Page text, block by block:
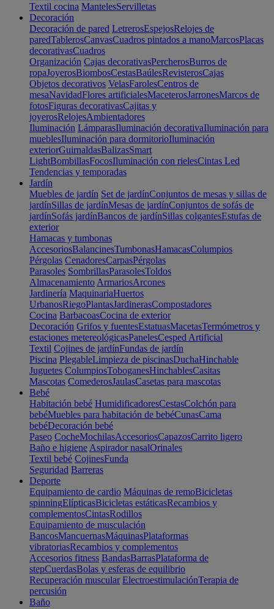
Textil cocina MantelesServilletas
Decoración
Decoración de pared LetrerosEspejosRelojes de
paredTablerosCanvasCuadros pintados a manoMarcosPlacas
decorativasCuadros
Organización Cajas decorativasPercherosBurros de
ropaJoyerosBiombosCestasBaúlesRevisterosCajas
Objetos decorativos VelasFarolesCentros de
mesaNavidadFlores artificialesMaceterosJarronesMarcos de
fotosFiguras decorativasCajitas y
joyerosRelojesAmbientadores
Iluminación LámparasIluminación decorativaIluminación para
mueblesIluminación para dormitorioIluminación
exteriorGuirnaldasBalizasSmart
LightBombillasFocosIluminación con rielesCintas Led
Tendencias y temporadas
Jardín
Muebles de jardín Set de jardínConjuntos de mesas y sillas de
jardínSillas de jardínMesas de jardínConjuntos de sofás de
jardínSofás jardínBancos de jardínSillas colgantesEstufas de
exterior
Hamacas y tumbonas
AccesoriosBalancinesTumbonasHamacasColumpios
Pérgolas CenadoresCarpasPérgolas
Parasoles SombrillasParasolesToldos
Almacenamiento ArmariosArcones
Jardinería MaquinariaHuertos
UrbanosRiegoPlantasJardinerasCompostadores
Cocina BarbacoasCocina de exterior
Decoración Grifos y fuentesEstatuasMacetasTermómetros y
estaciones metereológicasPanelesCesped Artificial
Textil Cojines de jardínFundas de jardín
Piscina PlegableLimpieza de piscinasDuchaHinchable
Juguetes ColumpiosToboganesHinchablesCasitas
Mascotas ComederosJaulasCasetas para mascotas
Bebé
Habitación bebé HumidificadoresCestasColchón para
bebéMuebles para habitación de bebéCunasCama
bebéDecoración bebé
Paseo CocheMochilasAccesoriosCapazosCarrito ligero
Baño e higiene Aspirador nasalOrinales
Textil bebé CojinesFunda
Seguridad Barreras
Deporte
Equipamiento de cardio Máquinas de remoBicicletas
spinningElípticasBicicletas estáticasRecambios y
complementosCintasRodillos
Equipamiento de musculación
BancosMancuernasMáquinasPlataformas
vibratoriasRecambios y complementos
Accesorios fitness BandasBarrasPlataforma de
stepCuerdasBolas y esferas de equilibrio
Recuperación muscular ElectroestimulaciónTerapia de
percusión
Baño